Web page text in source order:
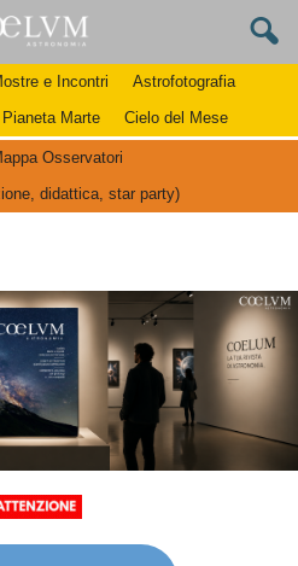
e Incontri
Astrofotografia
Pianeta Marte Cielo del Mese
Osservatori
didattica, star party)